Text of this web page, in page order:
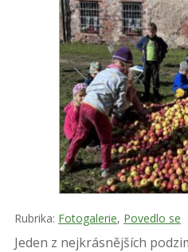
Rubrika: Fotogalerie, Povedlo se
Jeden z nejkrásnějších